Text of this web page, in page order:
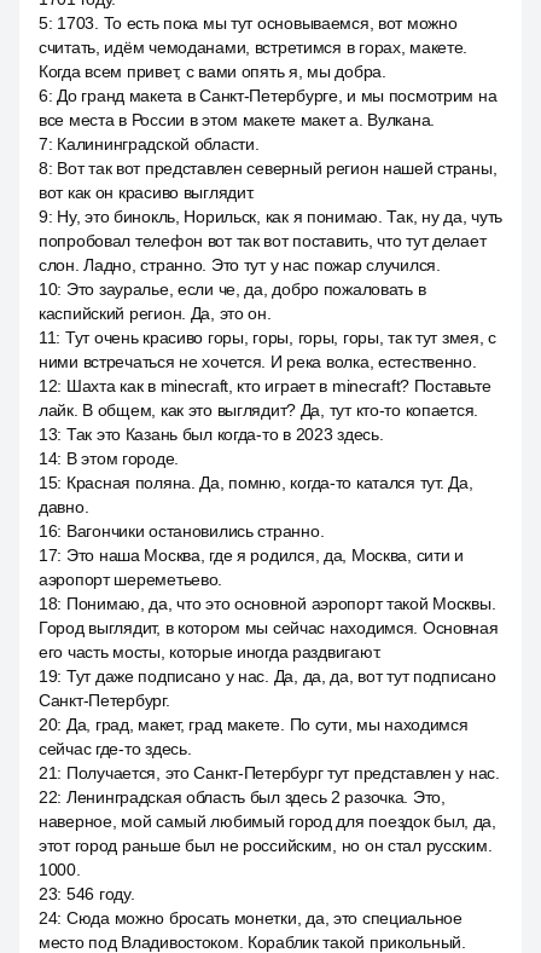
5: 1703. То есть пока мы тут основываемся, вот можно
считать, идём чемоданами, встретимся в горах, макете.
Когда всем привет, с вами опять я, мы добра.
6: До гранд макета в Санкт-Петербурге, и мы посмотрим на
все места в России в этом макете макет а. Вулкана.
7: Калининградской области.
8: Вот так вот представлен северный регион нашей страны,
вот как он красиво выглядит.
9: Ну, это бинокль, Норильск, как я понимаю. Так, ну да, чуть
попробовал телефон вот так вот поставить, что тут делает
слон. Ладно, странно. Это тут у нас пожар случился.
10: Это зауралье, если че, да, добро пожаловать в
каспийский регион. Да, это он.
11: Тут очень красиво горы, горы, горы, горы, так тут змея, с
ними встречаться не хочется. И река волка, естественно.
12: Шахта как в minecraft, кто играет в minecraft? Поставьте
лайк. В общем, как это выглядит? Да, тут кто-то копается.
13: Так это Казань был когда-то в 2023 здесь.
14: В этом городе.
15: Красная поляна. Да, помню, когда-то катался тут. Да,
давно.
16: Вагончики остановились странно.
17: Это наша Москва, где я родился, да, Москва, сити и
аэропорт шереметьево.
18: Понимаю, да, что это основной аэропорт такой Москвы.
Город выглядит, в котором мы сейчас находимся. Основная
его часть мосты, которые иногда раздвигают.
19: Тут даже подписано у нас. Да, да, да, вот тут подписано
Санкт-Петербург.
20: Да, град, макет, град макете. По сути, мы находимся
сейчас где-то здесь.
21: Получается, это Санкт-Петербург тут представлен у нас.
22: Ленинградская область был здесь 2 разочка. Это,
наверное, мой самый любимый город для поездок был, да,
этот город раньше был не российским, но он стал русским.
1000.
23: 546 году.
24: Сюда можно бросать монетки, да, это специальное
место под Владивостоком. Кораблик такой прикольный.